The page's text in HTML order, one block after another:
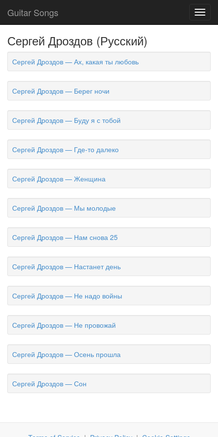
Guitar Songs
Сергей Дроздов (Русский)
Сергей Дроздов — Ах, какая ты любовь
Сергей Дроздов — Берег ночи
Сергей Дроздов — Буду я с тобой
Сергей Дроздов — Где-то далеко
Сергей Дроздов — Женщина
Сергей Дроздов — Мы молодые
Сергей Дроздов — Нам снова 25
Сергей Дроздов — Настанет день
Сергей Дроздов — Не надо войны
Сергей Дроздов — Не провожай
Сергей Дроздов — Осень прошла
Сергей Дроздов — Сон